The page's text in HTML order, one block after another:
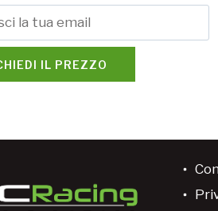
IL PREZZO